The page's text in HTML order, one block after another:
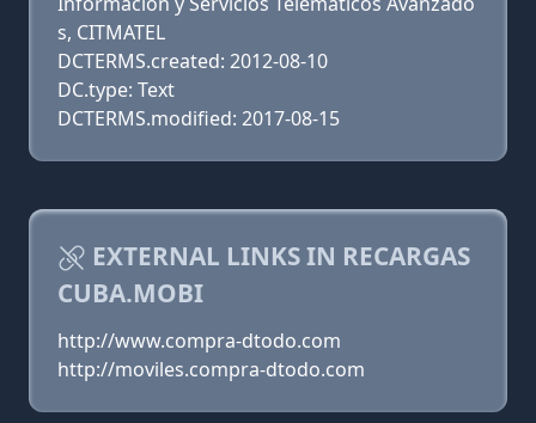
s, CITMATEL
DCTERMS.created: 2012-08-10
DC.type: Text
DCTERMS.modified: 2017-08-15
EXTERNAL LINKS IN RECARGAS
CUBA.MOBI
http://www.compra-dtodo.com
http://moviles.compra-dtodo.com